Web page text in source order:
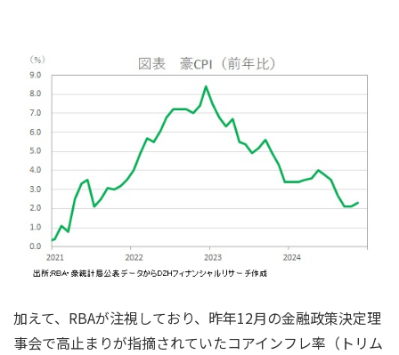
加えて、RBAが注視しており、昨年12月の金融政策決定理
事会で高止まりが指摘されていたコアインフレ率（トリム